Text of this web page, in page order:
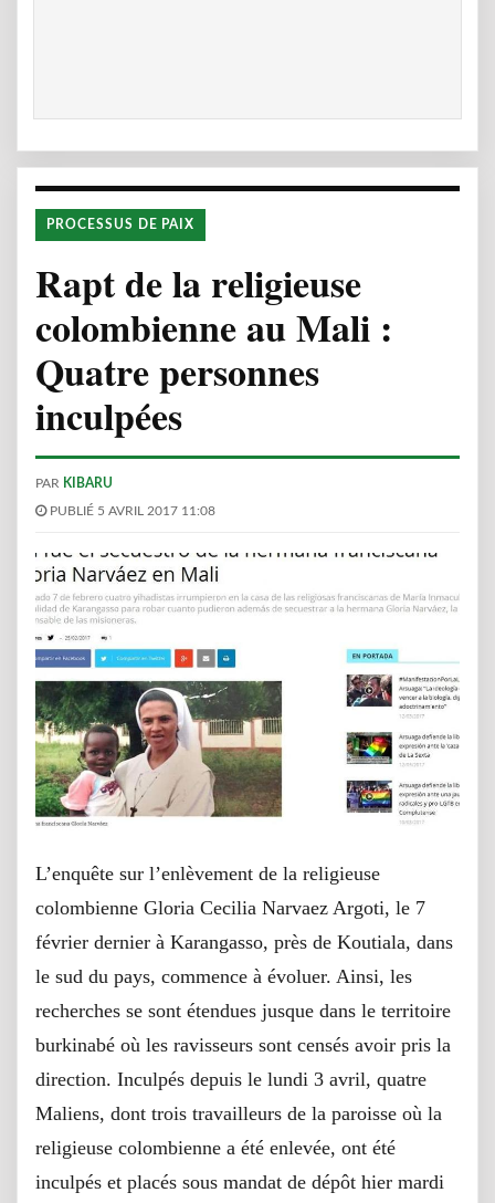
PROCESSUS DE PAIX
Rapt de la religieuse
colombienne au Mali :
Quatre personnes
inculpées
PAR KIBARU
PUBLIÉ 5 AVRIL 2017 11:08
L’enquête sur l’enlèvement de la religieuse
colombienne Gloria Cecilia Narvaez Argoti, le 7
février dernier à Karangasso, près de Koutiala, dans
le sud du pays, commence à évoluer. Ainsi, les
recherches se sont étendues jusque dans le territoire
burkinabé où les ravisseurs sont censés avoir pris la
direction. Inculpés depuis le lundi 3 avril, quatre
Maliens, dont trois travailleurs de la paroisse où la
religieuse colombienne a été enlevée, ont été
inculpés et placés sous mandat de dépôt hier mardi